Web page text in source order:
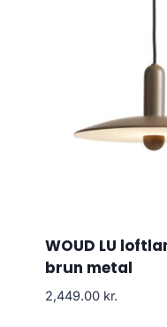
WOUD LU
brun metal
2,449.00 kr.